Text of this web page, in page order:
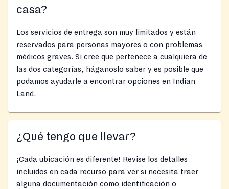
casa?
Los servicios de entrega son muy limitados y están
reservados para personas mayores o con problemas
médicos graves. Si cree que pertenece a cualquiera de
las dos categorías, háganoslo saber y es posible que
podamos ayudarle a encontrar opciones en Indian
Land.
¿Qué tengo que llevar?
¡Cada ubicación es diferente! Revise los detalles
incluidos en cada recurso para ver si necesita traer
alguna documentación como identificación o